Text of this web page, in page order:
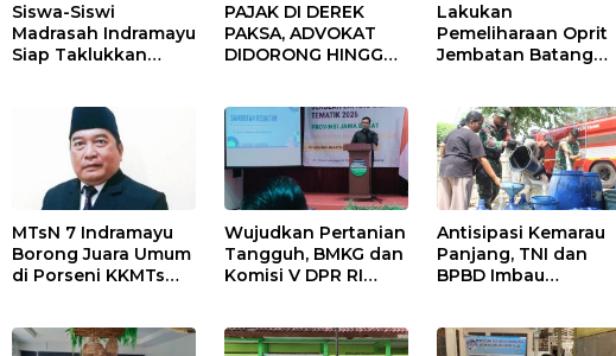
Siswa-Siswi
Madrasah Indramayu
Siap Taklukkan
PAJAK DI DEREK
PAKSA, ADVOKAT
DIDORONG HINGGA
Advokat Riau
Ngamuk Kepung
Polresta Pekanbaru!
Lakukan
Pemeliharaan Oprit
Jembatan Batang
Contraflow di KM 55
Tol Binjai–Langsa
MTsN 7 Indramayu
Borong Juara Umum
di Porseni KKMTs
Wujudkan Pertanian
Tangguh, BMKG dan
Komisi V DPR RI
Sekolah Lapang
Antisipasi Kemarau
Panjang, TNI dan
BPBD Imbau
Kebakaran